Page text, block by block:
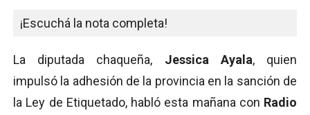
¡Escuchá la nota completa!
La diputada chaqueña, Jessica Ayala, quien
impulsó la adhesión de la provincia en la sanción de
la Ley de Etiquetado, habló esta mañana con Radio